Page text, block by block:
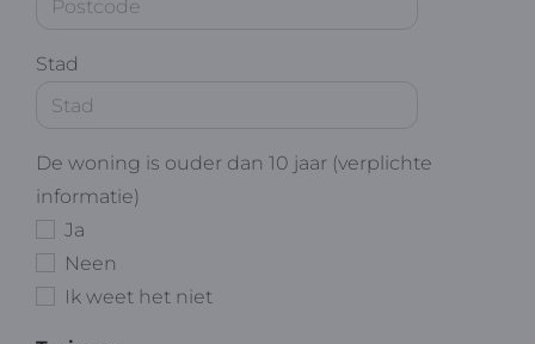
Stad
Ja
Neen
Ik weet het niet
De woning is ouder dan 10 jaar (verplichte
informatie)